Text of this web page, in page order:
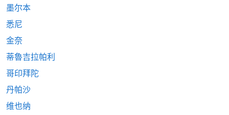
墨尔本
悉尼
金奈
蒂魯吉拉帕利
哥印拜陀
丹帕沙
维也纳